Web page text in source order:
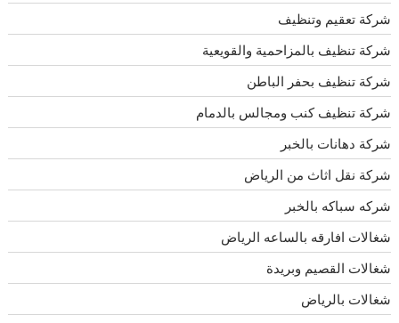
شركة تعقيم وتنظيف
شركة تنظيف بالمزاحمية والقويعية
شركة تنظيف بحفر الباطن
شركة تنظيف كنب ومجالس بالدمام
شركة دهانات بالخبر
شركة نقل اثاث من الرياض
شركه سباكه بالخبر
شغالات افارقه بالساعه الرياض
شغالات القصيم وبريدة
شغالات بالرياض